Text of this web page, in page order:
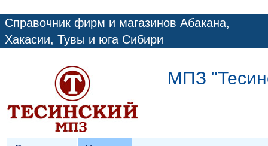
Справочник фирм и магазинов Абакана,
Хакасии, Тувы и юга Сибири
МПЗ